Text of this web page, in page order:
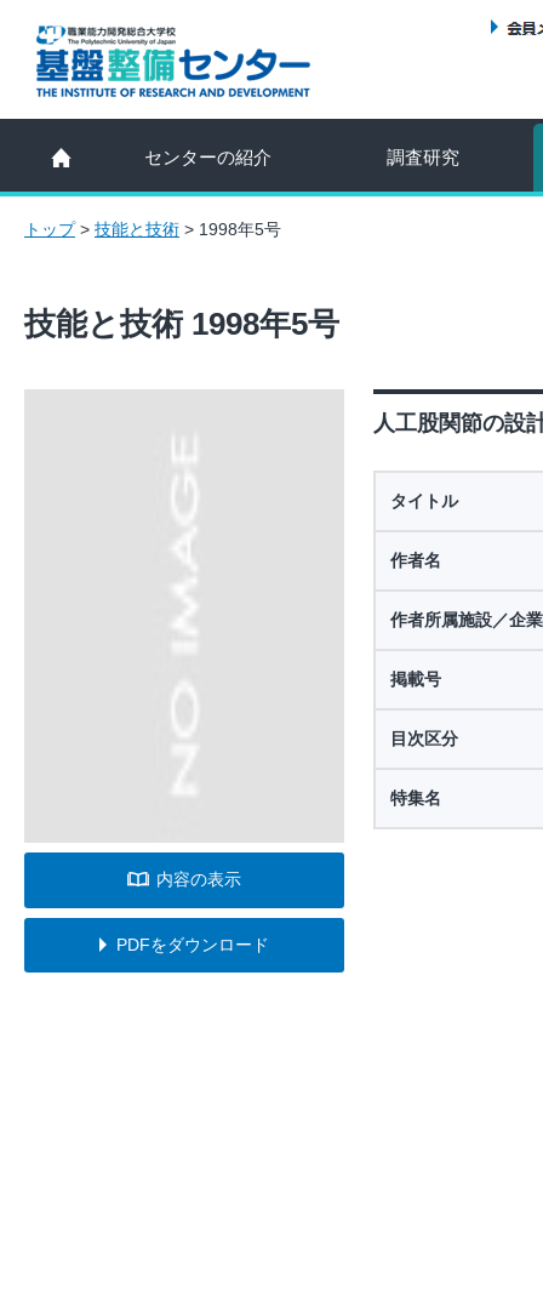
センターの紹介 調査研究
トップ> 技能と技術 > 1998年5号
技能と技術 1998年5号
内容の表示
PDFをダウンロード
人工股関節の設
タイトル
作者名
作者所属施設／企業
掲載号
目次区分
特集名